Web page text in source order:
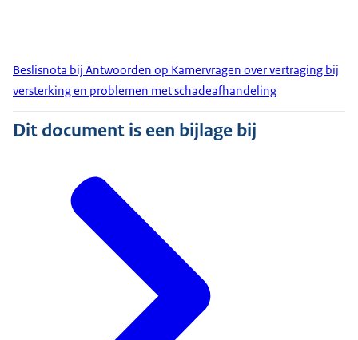
Beslisnota bij Antwoorden op Kamervragen over vertraging bij
versterking en problemen met schadeafhandeling
Dit document is een bijlage bij